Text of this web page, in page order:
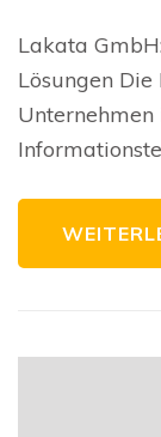
Lakata
Lösungen